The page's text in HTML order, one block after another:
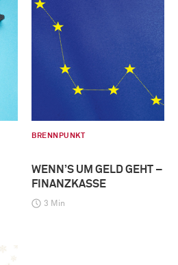
BRENNPUNKT
WENN’S UM GELD GEHT –
FINANZKASSE
3 Min